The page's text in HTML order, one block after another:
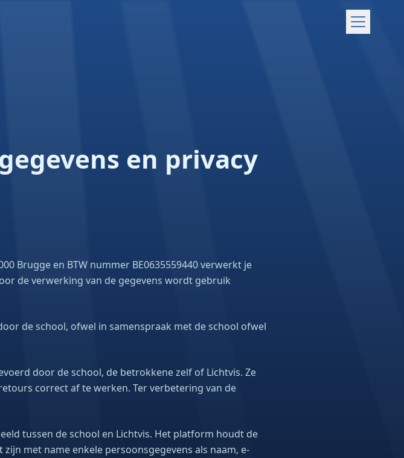
en privacy
Brugge en BTW nummer BE0635559440 verwerkt je
de verwerking van de gegevens wordt gebruik
de school, ofwel in samenspraak met de school ofwel
door de school, de betrokkene zelf of Lichtvis. Ze
correct af te werken. Ter verbetering van de
tussen de school en Lichtvis. Het platform houdt de
met name enkele persoonsgegevens als naam, e-